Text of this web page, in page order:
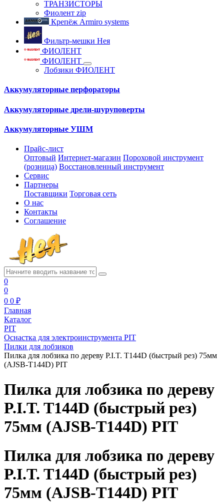
ТРАНЗИСТОРЫ
Фиолент zip
Крепёж Armiro systems
Фильтр-мешки Нея
ФИОЛЕНТ
ФИОЛЕНТ
Лобзики ФИОЛЕНТ
Аккумуляторные перфораторы
Аккумуляторные дрели-шуруповерты
Аккумуляторные УШМ
Прайс-лист
Оптовый Интернет-магазин Пороховой инструмент
(розница) Восстановленный инструмент
Сервис
Партнеры
Поставщики Торговая сеть
О нас
Контакты
Соглашение
0
0
0 0 ₽
Главная
Каталог
PIT
Оснастка для электроинструмента PIT
Пилки для лобзиков
Пилка для лобзика по дереву P.I.T. T144D (быстрый рез) 75мм
(AJSB-T144D) PIT
Пилка для лобзика по дереву
P.I.T. T144D (быстрый рез)
75мм (AJSB-T144D) PIT
Пилка для лобзика по дереву
P.I.T. T144D (быстрый рез)
75мм (AJSB-T144D) PIT